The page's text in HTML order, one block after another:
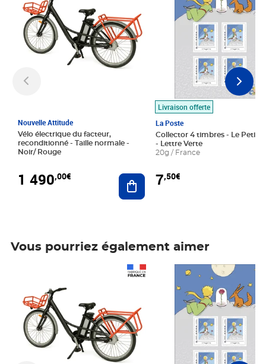
Nouvelle Attitude
Vélo électrique du facteur,
reconditionné - Taille normale -
Noir/ Rouge
1 490,00€ Ajouter au panier
Livraison offerte
La Poste
Collector 4 timbres - Le Petit
- Lettre Verte
20g / France
7,50€
Vous pourriez également aimer
Prix 7,50€